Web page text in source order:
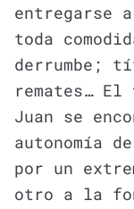
entregarse
toda
derrumbe;
remates…
Juan se
autonomía
por un
otro a la